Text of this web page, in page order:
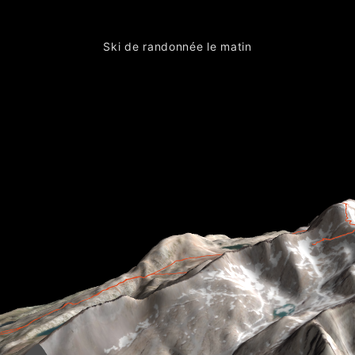
Ski de randonnée le matin